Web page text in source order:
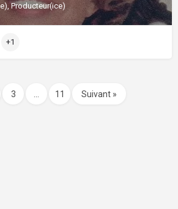
Producteur(ice)
+1
3 11 Suivant »